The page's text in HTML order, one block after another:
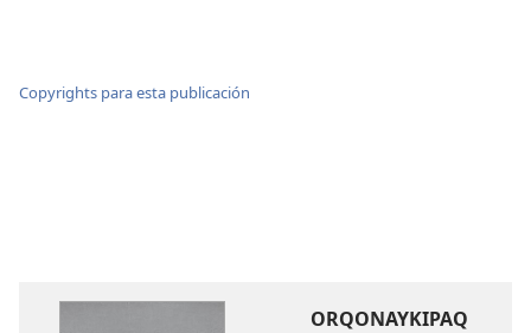
Copyrights para esta publicación
ORQONAYKIPAQ